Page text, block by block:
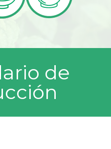
de